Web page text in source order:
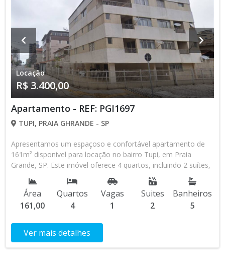
Locação
R$ 3.400,00
Apartamento - REF: PGI1697
TUPI, PRAIA GHRANDE - SP
Apresentamos um espaçoso e confortável apartamento de
161m² disponível para locação no bairro Tupi, em Praia
Grande, SP. Este imóvel oferece 4 quartos, incluindo 2 suítes,
garantindo privacidade e conforto para toda a família. Com 5
banheiros bem distribuídos, você terá praticidade e
comodidade no dia a dia. A sala ampla proporciona um
ambiente ideal para momentos de lazer e convivência,
para seu veículo. Localizado em uma das regiões mais
valorizadas de Praia Grande, o apartamento está próximo a
Área
161,00
Quartos
4
Vagas
1
Suites
2
Banheiros
5
Ver mais detalhes